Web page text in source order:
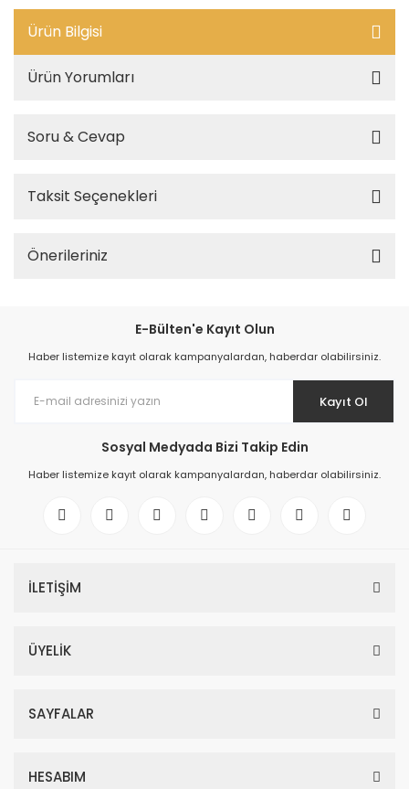
Ürün Bilgisi
Ürün Yorumları
Soru & Cevap
Taksit Seçenekleri
Önerileriniz
E-Bülten'e Kayıt Olun
Haber listemize kayıt olarak kampanyalardan, haberdar olabilirsiniz.
Kayıt Ol
Sosyal Medyada Bizi Takip Edin
Haber listemize kayıt olarak kampanyalardan, haberdar olabilirsiniz.
İLETİŞİM
ÜYELİK
SAYFALAR
HESABIM